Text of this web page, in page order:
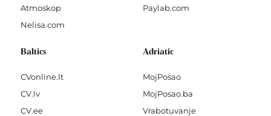
Atmoskop
Nelisa.com
Paylab.com
Baltics
CVonline.lt
CV.lv
CV.ee
Adriatic
MojPosao
MojPosao.ba
Vrabotuvanje